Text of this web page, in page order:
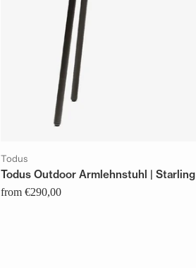
Todus
Todus Outdoor Armlehnstuhl | Starling
from €290,00